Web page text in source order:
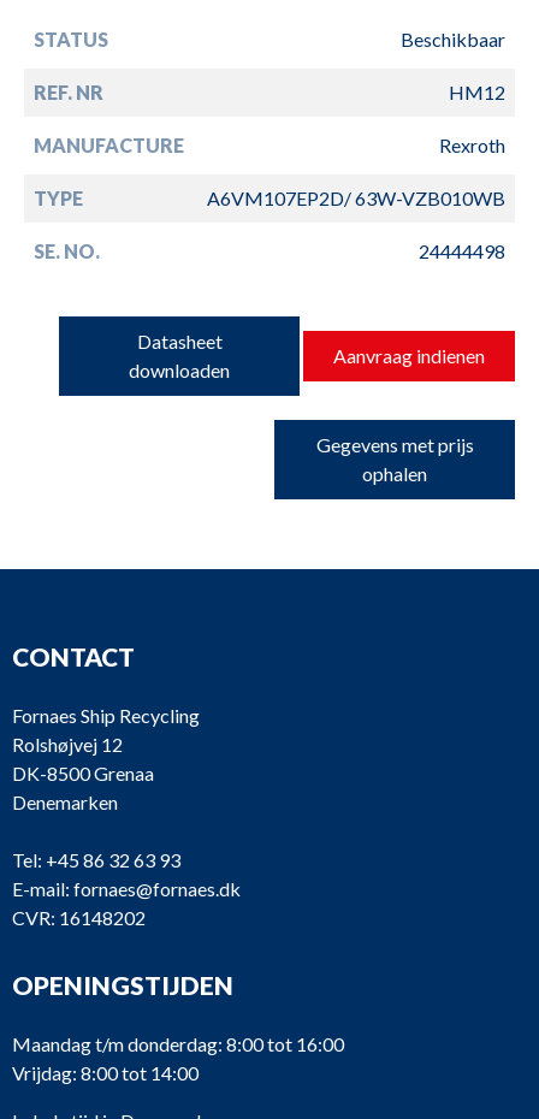
STATUS Beschikbaar
REF. NR HM12
MANUFACTURE Rexroth
TYPE A6VM107EP2D/ 63W-VZB010WB
SE. NO. 24444498
Datasheet
downloaden
Aanvraag indienen
Gegevens met prijs
ophalen
CONTACT
Fornaes Ship Recycling
Rolshøjvej 12
DK-8500 Grenaa
Denemarken
Tel: +45 86 32 63 93
E-mail: fornaes@fornaes.dk
CVR: 16148202
OPENINGSTIJDEN
Maandag t/m donderdag: 8:00 tot 16:00
Vrijdag: 8:00 tot 14:00